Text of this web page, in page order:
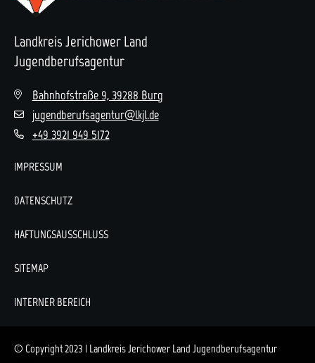
Landkreis Jerichower Land
Jugendberufsagentur
Bahnhofstraße 9, 39288 Burg
jugendberufsagentur@lkjl.de
+49 3921 949 5172
IMPRESSUM
DATENSCHUTZ
HAFTUNGSAUSSCHLUSS
SITEMAP
INTERNER BEREICH
© Copyright 2023 | Landkreis Jerichower Land Jugendberufsagentur